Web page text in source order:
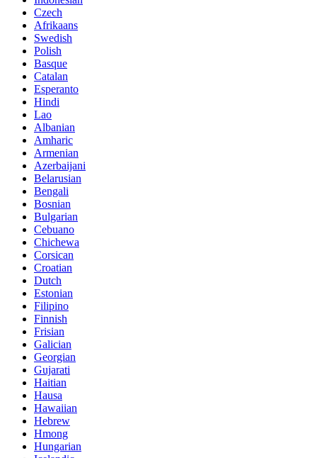
Czech
Afrikaans
Swedish
Polish
Basque
Catalan
Esperanto
Hindi
Lao
Albanian
Amharic
Armenian
Azerbaijani
Belarusian
Bengali
Bosnian
Bulgarian
Cebuano
Chichewa
Corsican
Croatian
Dutch
Estonian
Filipino
Finnish
Frisian
Galician
Georgian
Gujarati
Haitian
Hausa
Hawaiian
Hebrew
Hmong
Hungarian